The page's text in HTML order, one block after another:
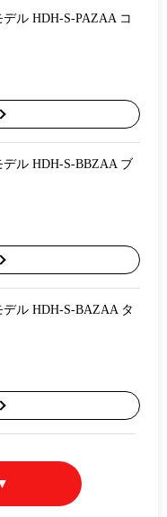
デル HDH-S-PAZAA コ
デル HDH-S-BBZAA ブ
デル HDH-S-BAZAA タ